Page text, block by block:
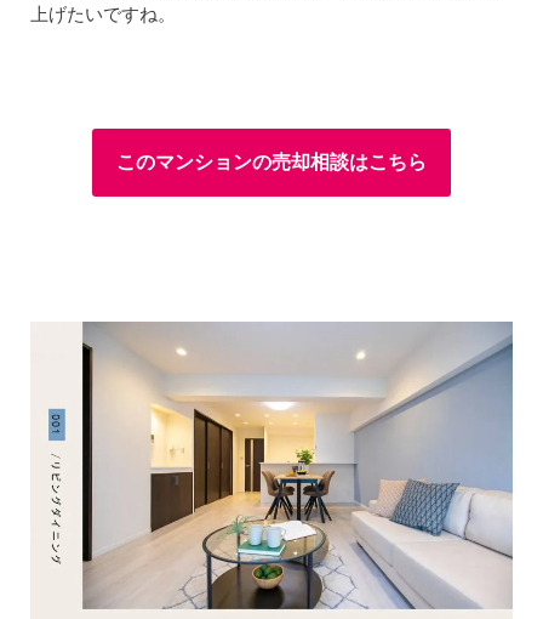
上げたいですね。
このマンションの売却相談はこちら